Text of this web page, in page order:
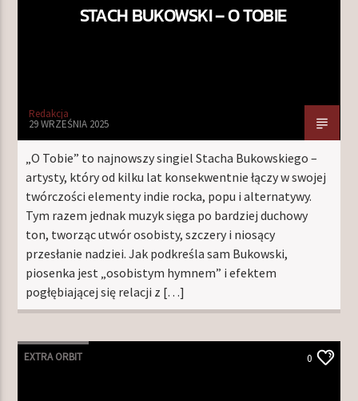
STACH BUKOWSKI – O TOBIE
Redakcja
29 WRZEŚNIA 2025
„O Tobie” to najnowszy singiel Stacha Bukowskiego –
artysty, który od kilku lat konsekwentnie łączy w swojej
twórczości elementy indie rocka, popu i alternatywy.
Tym razem jednak muzyk sięga po bardziej duchowy
ton, tworząc utwór osobisty, szczery i niosący
przesłanie nadziei. Jak podkreśla sam Bukowski,
piosenka jest „osobistym hymnem” i efektem
pogłębiającej się relacji z […]
EXTRA ORBIT 0